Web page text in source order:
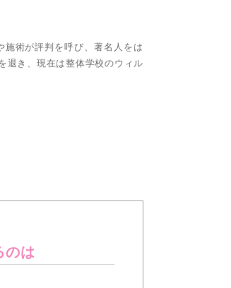
術が評判を呼び、著名人をは
退き、現在は整体学校のウィル
のは